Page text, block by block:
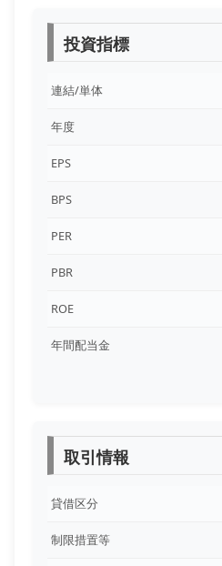
投資指標
連結/単体
年度
EPS
BPS
PER
PBR
ROE
年間配当金
取引情報
貸借区分
制限措置等